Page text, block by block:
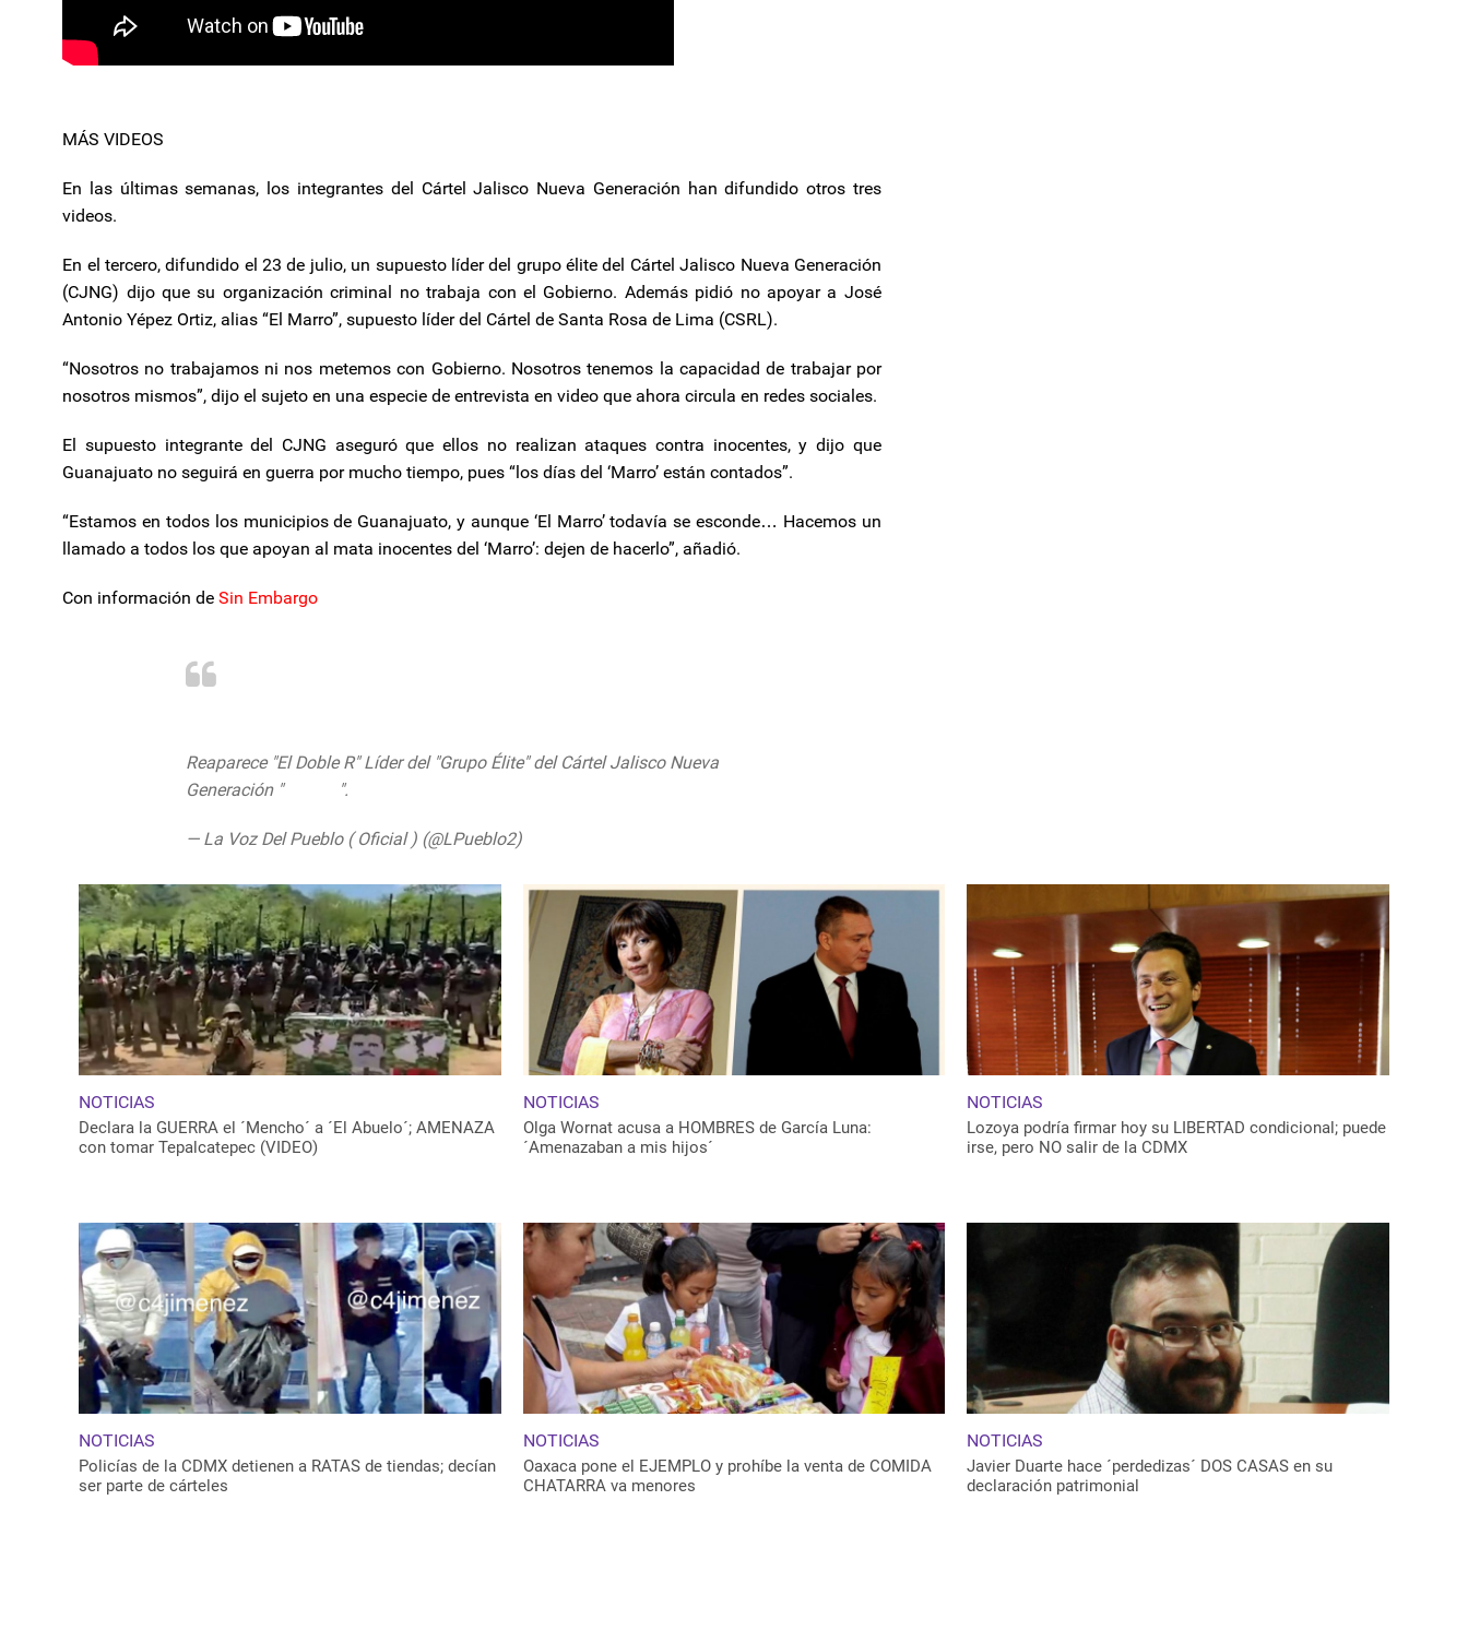
MÁS VIDEOS
En las últimas semanas, los integrantes del Cártel Jalisco Nueva Generación han difundido otros tres
videos.
En el tercero, difundido el 23 de julio, un supuesto líder del grupo élite del Cártel Jalisco Nueva Generación
(CJNG) dijo que su organización criminal no trabaja con el Gobierno. Además pidió no apoyar a José
Antonio Yépez Ortiz, alias “El Marro”, supuesto líder del Cártel de Santa Rosa de Lima (CSRL).
“Nosotros no trabajamos ni nos metemos con Gobierno. Nosotros tenemos la capacidad de trabajar por
nosotros mismos”, dijo el sujeto en una especie de entrevista en video que ahora circula en redes sociales.
El supuesto integrante del CJNG aseguró que ellos no realizan ataques contra inocentes, y dijo que
Guanajuato no seguirá en guerra por mucho tiempo, pues “los días del ‘Marro’ están contados”.
“Estamos en todos los municipios de Guanajuato, y aunque ‘El Marro’ todavía se esconde… Hacemos un
llamado a todos los que apoyan al mata inocentes del ‘Marro’: dejen de hacerlo”, añadió.
Con información deSin Embargo
Reaparece "El Doble R" Líder del "Grupo Élite" del Cártel Jalisco Nueva
Generación "#CJNG ".
— La Voz Del Pueblo ( Oficial ) (@LPueblo2)
NOTICIAS
Declara la GUERRA el ´Mencho´ a ´El Abuelo´; AMENAZA
con tomar Tepalcatepec (VIDEO)
NOTICIAS
Olga Wornat acusa a HOMBRES de García Luna:
´Amenazaban a mis hijos´
NOTICIAS
Lozoya podría firmar hoy su LIBERTAD condicional; puede
irse, pero NO salir de la CDMX
NOTICIAS
Policías de la CDMX detienen a RATAS de tiendas; decían
ser parte de cárteles
NOTICIAS
Oaxaca pone el EJEMPLO y prohíbe la venta de COMIDA
CHATARRA va menores
NOTICIAS
Javier Duarte hace ´perdedizas´ DOS CASAS en su
declaración patrimonial